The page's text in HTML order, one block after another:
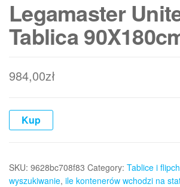
Legamaster
Tablica
984,00zł
Kup
SKU: 9628bc708f83 Category: Tablice i
wyszukiwanie, ile kontenerów wchodzi na